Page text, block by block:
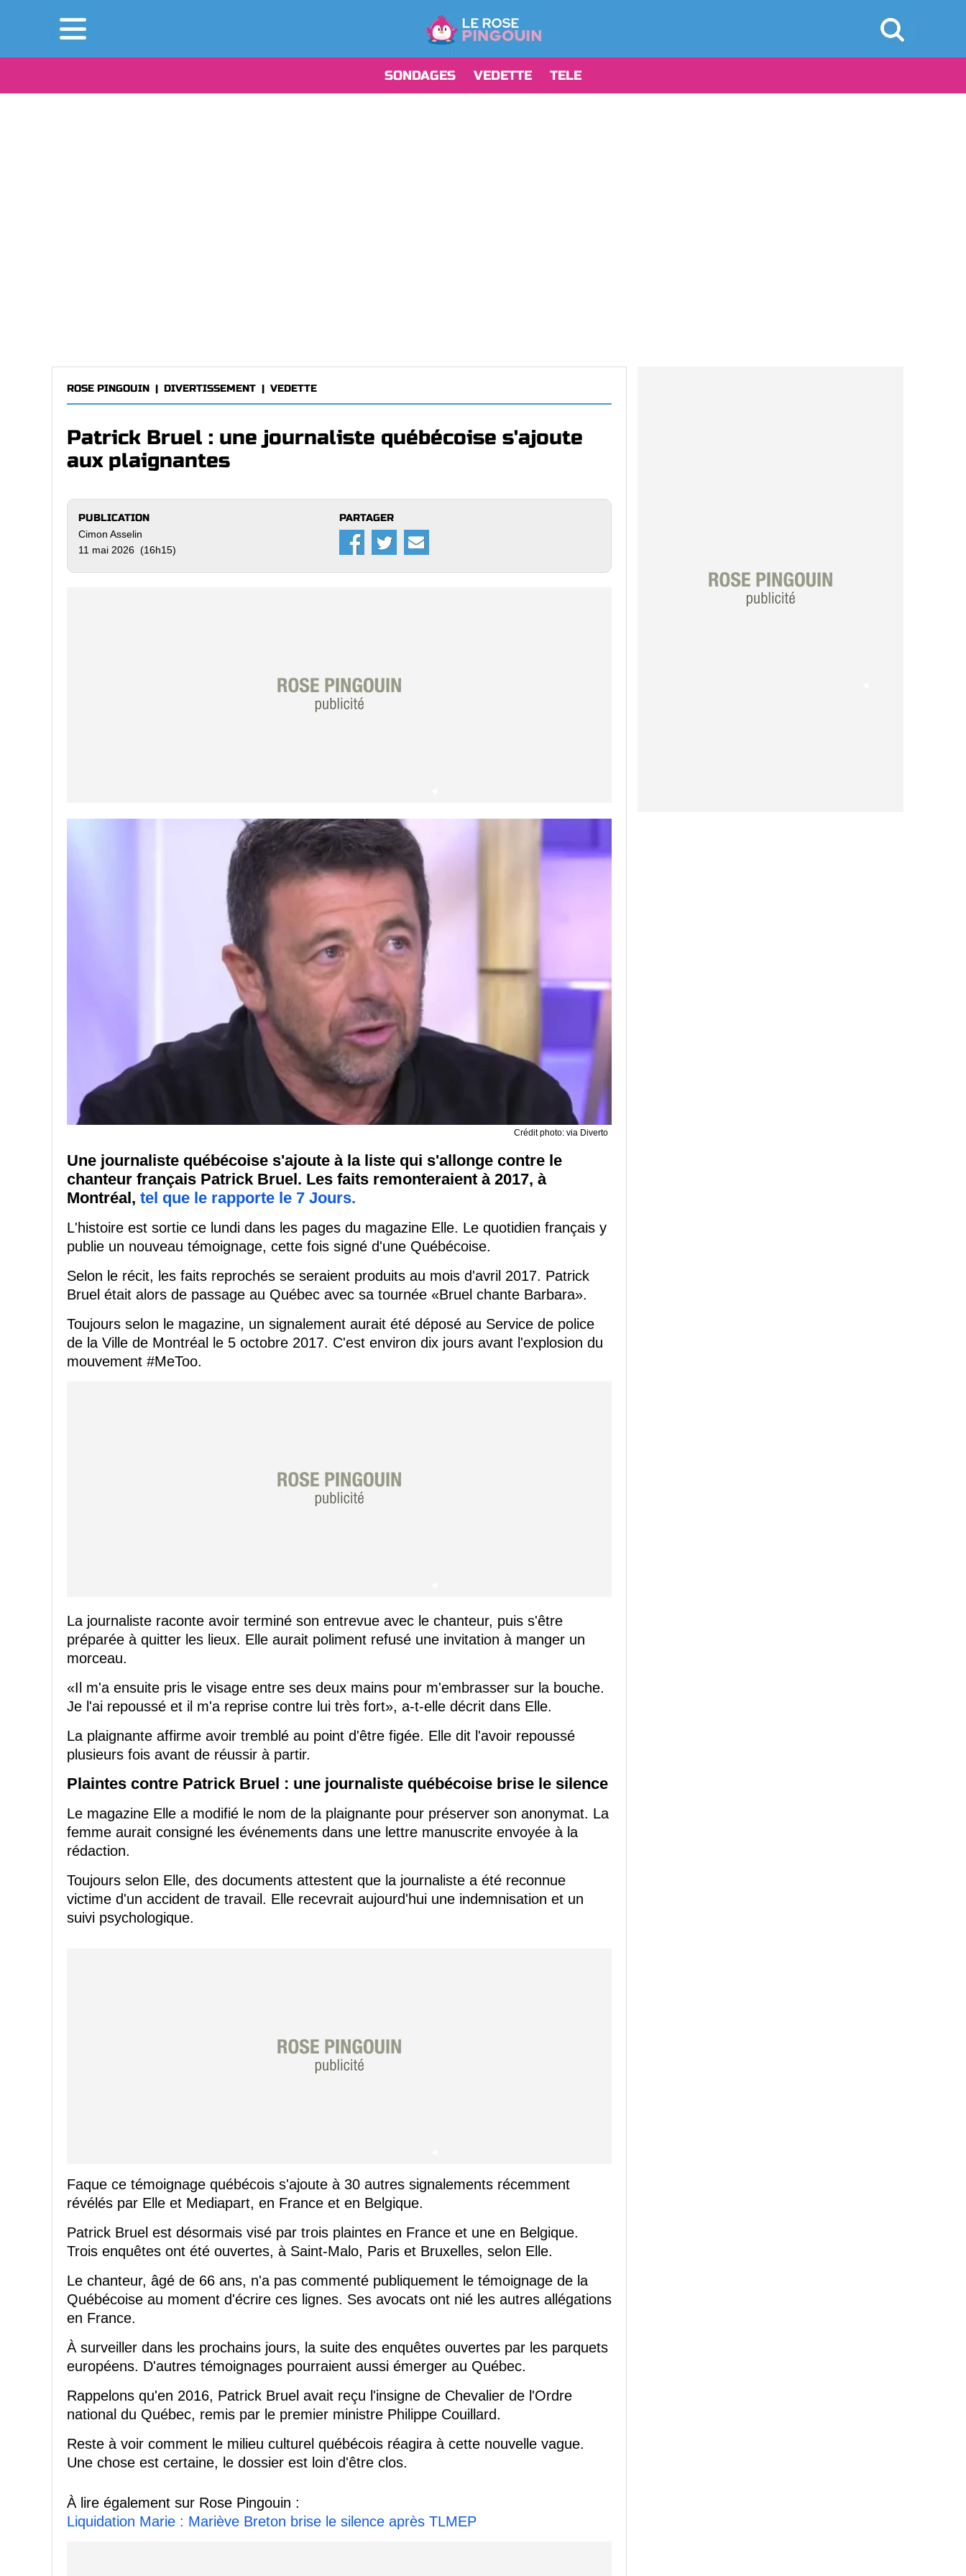
SONDAGES VEDETTE TELE
ROSE PINGOUIN | DIVERTISSEMENT | VEDETTE
Patrick Bruel : une journaliste québécoise s'ajoute
aux plaignantes
PUBLICATION
Cimon Asselin
11 mai 2026 (16h15)
PARTAGER
Crédit photo: via Diverto
Une journaliste québécoise s'ajoute à la liste qui s'allonge contre le
chanteur français Patrick Bruel. Les faits remonteraient à 2017, à
Montréal, tel que le rapporte le 7 Jours.
L'histoire est sortie ce lundi dans les pages du magazine Elle. Le quotidien français y
publie un nouveau témoignage, cette fois signé d'une Québécoise.
Selon le récit, les faits reprochés se seraient produits au mois d'avril 2017. Patrick
Bruel était alors de passage au Québec avec sa tournée «Bruel chante Barbara».
Toujours selon le magazine, un signalement aurait été déposé au Service de police
de la Ville de Montréal le 5 octobre 2017. C'est environ dix jours avant l'explosion du
mouvement #MeToo.
La journaliste raconte avoir terminé son entrevue avec le chanteur, puis s'être
préparée à quitter les lieux. Elle aurait poliment refusé une invitation à manger un
morceau.
«Il m'a ensuite pris le visage entre ses deux mains pour m'embrasser sur la bouche.
Je l'ai repoussé et il m'a reprise contre lui très fort», a-t-elle décrit dans Elle.
La plaignante affirme avoir tremblé au point d'être figée. Elle dit l'avoir repoussé
plusieurs fois avant de réussir à partir.
Plaintes contre Patrick Bruel : une journaliste québécoise brise le silence
Le magazine Elle a modifié le nom de la plaignante pour préserver son anonymat. La
femme aurait consigné les événements dans une lettre manuscrite envoyée à la
rédaction.
Toujours selon Elle, des documents attestent que la journaliste a été reconnue
victime d'un accident de travail. Elle recevrait aujourd'hui une indemnisation et un
suivi psychologique.
Faque ce témoignage québécois s'ajoute à 30 autres signalements récemment
révélés par Elle et Mediapart, en France et en Belgique.
Patrick Bruel est désormais visé par trois plaintes en France et une en Belgique.
Trois enquêtes ont été ouvertes, à Saint-Malo, Paris et Bruxelles, selon Elle.
Le chanteur, âgé de 66 ans, n'a pas commenté publiquement le témoignage de la
Québécoise au moment d'écrire ces lignes. Ses avocats ont nié les autres allégations
en France.
À surveiller dans les prochains jours, la suite des enquêtes ouvertes par les parquets
européens. D'autres témoignages pourraient aussi émerger au Québec.
Rappelons qu'en 2016, Patrick Bruel avait reçu l'insigne de Chevalier de l'Ordre
national du Québec, remis par le premier ministre Philippe Couillard.
Reste à voir comment le milieu culturel québécois réagira à cette nouvelle vague.
Une chose est certaine, le dossier est loin d'être clos.
À lire également sur Rose Pingouin :
Liquidation Marie : Mariève Breton brise le silence après TLMEP